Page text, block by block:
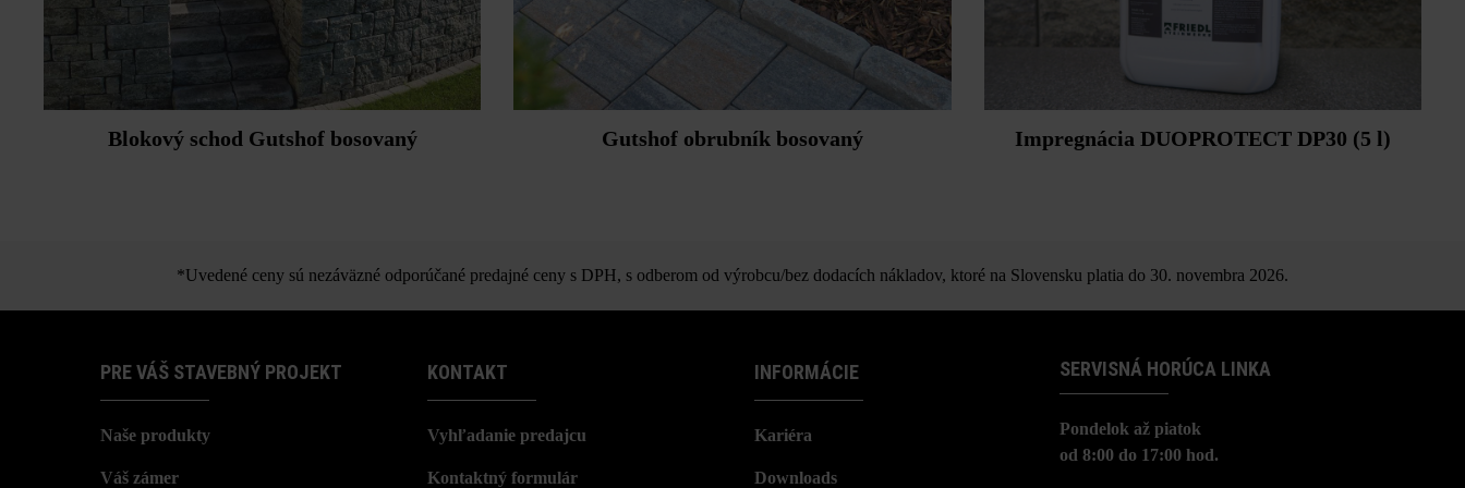
Blokový schod Gutshof bosovaný Gutshof obrubník bosovaný Impregnácia DUOPROTECT DP30 (5 l)
*Uvedené ceny sú nezáväzné odporúčané predajné ceny s DPH, s odberom od výrobcu/bez dodacích nákladov, ktoré na Slovensku platia do 30. novembra 2026.
PRE VÁŠ STAVEBNÝ PROJEKT
Naše produkty
Váš zámer
KONTAKT
Vyhľadanie predajcu
Kontaktný formulár
INFORMÁCIE
Kariéra
Downloads
SERVISNÁ HORÚCA LINKA
Pondelok až piatok
od 8:00 do 17:00 hod.